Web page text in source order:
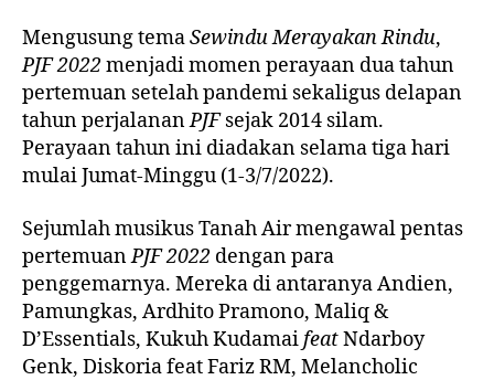
Mengusung temaSewindu Merayakan Rindu,
PJF 2022menjadi momen perayaan dua tahun
pertemuan setelah pandemi sekaligus delapan
tahun perjalananPJFsejak 2014 silam.
Perayaan tahun ini diadakan selama tiga hari
mulai Jumat-Minggu (1-3/7/2022).
Sejumlah musikus Tanah Air mengawal pentas
pertemuanPJF 2022 dengan para
penggemarnya. Mereka di antaranya Andien,
Pamungkas, Ardhito Pramono, Maliq &
D’Essentials, Kukuh KudamaifeatNdarboy
Genk, Diskoria feat Fariz RM, Melancholic